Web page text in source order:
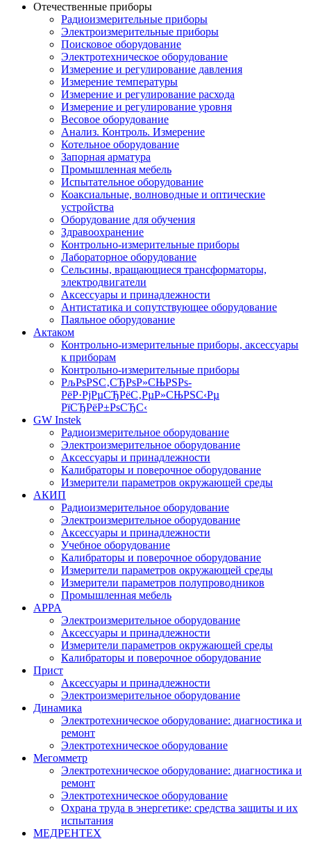
Отечественные приборы
Радиоизмерительные приборы
Электроизмерительные приборы
Поисковое оборудование
Электротехническое оборудование
Измерение и регулирование давления
Измерение температуры
Измерение и регулирование расхода
Измерение и регулирование уровня
Весовое оборудование
Анализ. Контроль. Измерение
Котельное оборудование
Запорная арматура
Промышленная мебель
Испытательное оборудование
Коаксиальные, волноводные и оптические
устройства
Оборудование для обучения
Здравоохранение
Контрольно-измерительные приборы
Лабораторное оборудование
Сельсины, вращающиеся трансформаторы,
электродвигатели
Аксессуары и принадлежности
Антистатика и сопутствующее оборудование
Паяльное оборудование
Актаком
Контрольно-измерительные приборы, аксессуары
к приборам
Контрольно-измерительные приборы
РљРѕРЅС‚СЂРѕР»СЊРЅРѕ-
РёР·РјРµСЂРёС‚РµР»СЊРЅС‹Рµ
РїСЂРёР±РѕСЂС‹
GW Instek
Радиоизмерительное оборудование
Электроизмерительное оборудование
Аксессуары и принадлежности
Калибраторы и поверочное оборудование
Измерители параметров окружающей среды
АКИП
Радиоизмерительное оборудование
Электроизмерительное оборудование
Аксессуары и принадлежности
Учебное оборудование
Калибраторы и поверочное оборудование
Измерители параметров окружающей среды
Измерители параметров полупроводников
Промышленная мебель
APPA
Электроизмерительное оборудование
Аксессуары и принадлежности
Измерители параметров окружающей среды
Калибраторы и поверочное оборудование
Прист
Аксессуары и принадлежности
Электроизмерительное оборудование
Динамика
Электротехническое оборудование: диагностика и
ремонт
Электротехническое оборудование
Мегомметр
Электротехническое оборудование: диагностика и
ремонт
Электротехническое оборудование
Охрана труда в энергетике: средства защиты и их
испытания
МЕДРЕНТЕХ